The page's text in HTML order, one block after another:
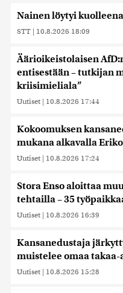
Nainen löytyi
STT | 10.8.2026 18:09
Äärioikeistolaisen
entisestään – tutkijan
kriisimieliala”
Uutiset | 10.8.2026 17:44
Kokoomuksen
mukana alkavalla
Uutiset | 10.8.2026 17:24
Stora Enso aloittaa
tehtailla – 35
Uutiset | 10.8.2026 16:39
Kansanedustaja
muistelee omaa
Uutiset | 10.8.2026 15:28